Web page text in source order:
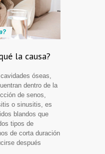
la causa?
óseas,
dentro de la
de senos,
o sinusitis, es
blandos que
tipos de
de corta duración
después